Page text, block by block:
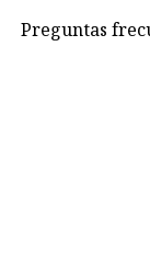
Preguntas